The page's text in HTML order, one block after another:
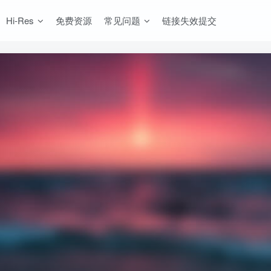
Hi-Res 免费资源 常见问题 链接失效提交